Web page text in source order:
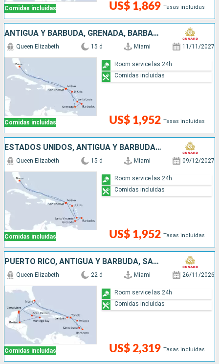
Comidas incluidas US$ 1,869 Tasas incluidas
ANTIGUA Y BARBUDA, GRENADA, BARBADOS, SANTA LUCIA, SAN MARTÍN, ESTADOS UNIDOS
Comidas incluidas
Queen Elizabeth 15 d Miami 11/11/2027
US$ 1,952 Tasas incluidas
Room service las 24h
Comidas incluidas
ESTADOS UNIDOS, ANTIGUA Y BARBUDA, SAN VINCENT Y LAS GRANADINAS, BARBADOS, GRENADA, SAN MARTÍN
Comidas incluidas
Queen Elizabeth 15 d Miami 09/12/2027
US$ 1,952 Tasas incluidas
Room service las 24h
Comidas incluidas
PUERTO RICO, ANTIGUA Y BARBUDA, SANTA LUCIA, BARBADOS, SAN MARTÍN, ISLAS CAIMÁN, JAMAICA, MÉXICO, HONDURAS, ESTADOS UNIDOS
Comidas incluidas
Queen Elizabeth 22 d Miami 26/11/2026
US$ 2,319 Tasas incluidas
Room service las 24h
Comidas incluidas